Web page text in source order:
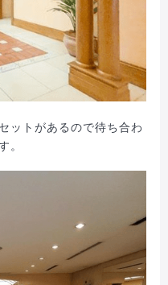
ットがあるので待ち合わ
。